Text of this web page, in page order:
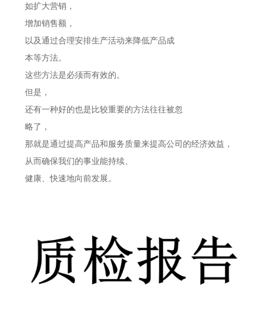
如扩大营销，
增加销售额，
以及通过合理安排生产活动来降低产品成
本等方法。
这些方法是必须而有效的。
但是，
还有一种好的也是比较重要的方法往往被忽
略了，
那就是通过提高产品和服务质量来提高公司的经济效益，
从而确保我们的事业能持续、
健康、快速地向前发展。